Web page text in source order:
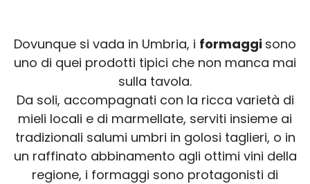
Dovunque si vada in Umbria, i formaggi sono
uno di quei prodotti tipici che non manca mai
sulla tavola.
Da soli, accompagnati con la ricca varietà di
mieli locali e di marmellate, serviti insieme ai
tradizionali salumi umbri in golosi taglieri, o in
un raffinato abbinamento agli ottimi vini della
regione, i formaggi sono protagonisti di